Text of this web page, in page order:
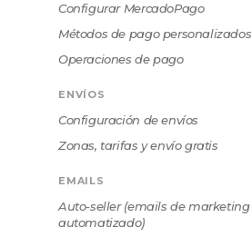
Configurar MercadoPago
Métodos de pago personalizados
Operaciones de pago
ENVÍOS
Configuración de envíos
Zonas, tarifas y envío gratis
EMAILS
Auto-seller (emails de marketing
automatizado)